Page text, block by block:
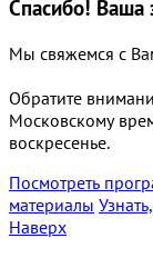
Спасибо! Ваша
Мы свяжемся с
Обратите
Московскому
воскресенье.
Посмотреть
материалы
Наверх